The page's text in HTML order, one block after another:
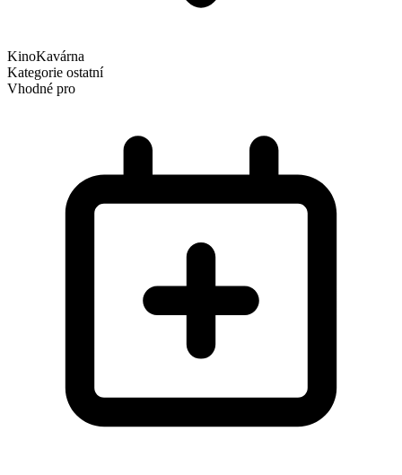
KinoKavárna
Kategorie ostatní
Vhodné pro